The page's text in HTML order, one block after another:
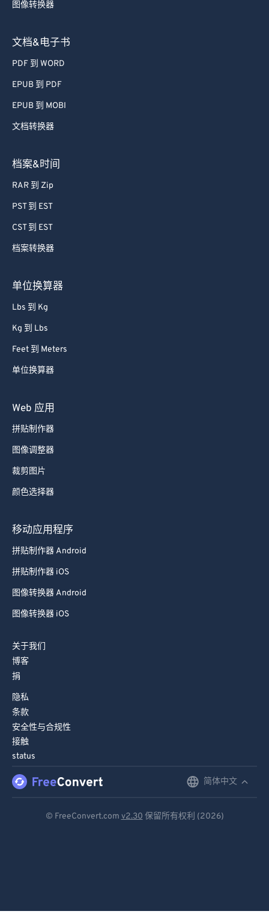
图像转换器
文档&电子书
PDF 到 WORD
EPUB 到 PDF
EPUB 到 MOBI
文档转换器
档案&时间
RAR 到 Zip
PST 到 EST
CST 到 EST
档案转换器
单位换算器
Lbs 到 Kg
Kg 到 Lbs
Feet 到 Meters
单位换算器
Web 应用
拼贴制作器
图像调整器
裁剪图片
颜色选择器
移动应用程序
拼贴制作器 Android
拼贴制作器 iOS
图像转换器 Android
图像转换器 iOS
关于我们
博客
捐
隐私
条款
安全性与合规性
接触
status
简体中文
© FreeConvert.com v2.30 保留所有权利 (2026)